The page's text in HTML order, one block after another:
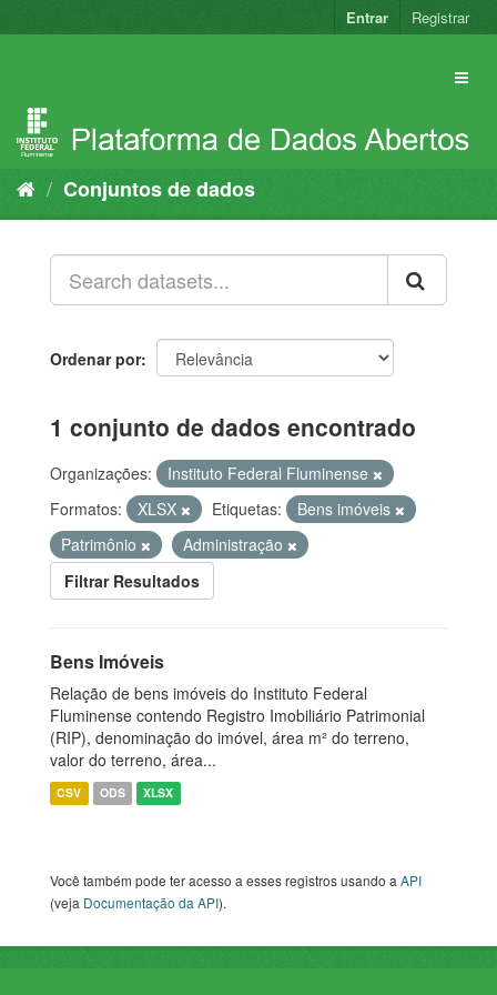
para
Entrar Registrar
Conjuntos de dados
Ordenar por
1 conjunto de dados encontrado
Organizações:
Instituto Federal Fluminense
Formatos:
XLSX Etiquetas:
Bens imóveis
Patrimônio
Administração
Filtrar Resultados
Bens Imóveis
Relação de bens imóveis do Instituto Federal
Fluminense contendo Registro Imobiliário Patrimonial
(RIP), denominação do imóvel, área m² do terreno,
valor do terreno, área...
CSV ODS XLSX
Você também pode ter acesso a esses registros usando aAPI
(veja Documentação da API).